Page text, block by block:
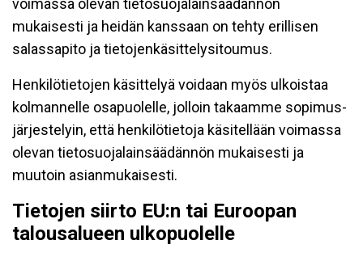
voimassa olevan tietosuojalainsäädännön
mukaisesti ja heidän kanssaan on tehty erillisen
salassapito ja tietojenkäsittelysitoumus.
Henkilötietojen käsittelyä voidaan myös ulkoistaa
kolmannelle osapuolelle, jolloin takaamme sopimus-
järjestelyin, että henkilötietoja käsitellään voimassa
olevan tietosuojalainsäädännön mukaisesti ja
muutoin asianmukaisesti.
Tietojen siirto EU:n tai Euroopan
talousalueen ulkopuolelle